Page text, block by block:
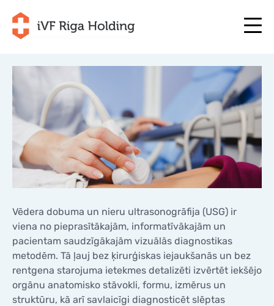
+371 67 111 117
+371 25 641 022
PAR MUMS
ĀRSTĒŠANA
JŪSU PROGRAMMA
SĀC TAGAD
NODERĪGI
CENAS
KONTAKTI
EN
RU
NO
+371 67 111 117
+371 25 641 022
PAR MUMS
ĀRSTĒŠANA
SĀC TAGAD
NODERĪGI
CENAS
KONTAKTI
Vēdera dobuma un nieru ultrasonogrāfija (USG) ir
viena no pieprasītākajām, informatīvākajām un
pacientam saudzīgākajām vizuālās diagnostikas
metodēm. Tā ļauj bez ķirurģiskas iejaukšanās un bez
rentgena starojuma ietekmes detalizēti izvērtēt iekšējo
orgānu anatomisko stāvokli, formu, izmērus un
struktūru, kā arī savlaicīgi diagnosticēt slēptas